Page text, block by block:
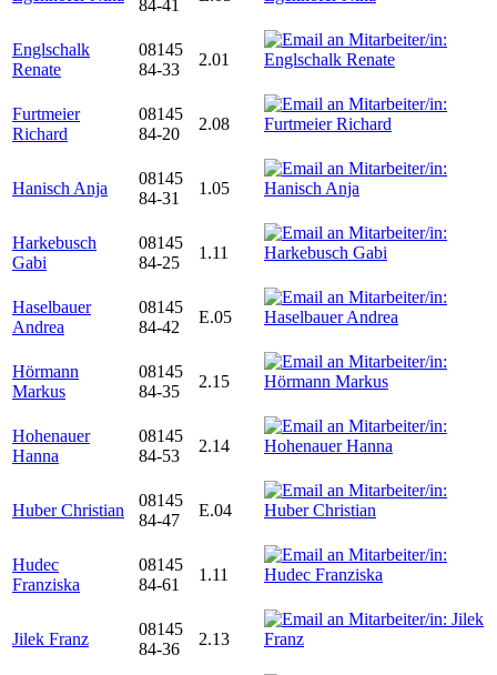
84-41
Englschalk
Renate
08145
84-33
2.01
Furtmeier
Richard
08145
84-20
2.08
Hanisch Anja
08145
84-31
1.05
Harkebusch
Gabi
08145
84-25
1.11
Haselbauer
Andrea
08145
84-42
E.05
Hörmann
Markus
08145
84-35
2.15
Hohenauer
Hanna
08145
84-53
2.14
Huber Christian
08145
84-47
E.04
Hudec
Franziska
08145
84-61
1.11
Jilek Franz
08145
84-36
2.13